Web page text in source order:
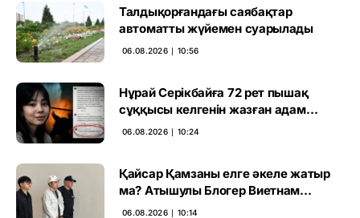
Талдықорғандағы саябақтар
автоматты жүйемен суарылады
06.08.2026 ∣ 10:56
Нұрай Серікбайға 72 рет пышақ
сұққысы келгенін жазған адам
ұсталды
06.08.2026 ∣ 10:24
Қайсар Қамзаны елге әкеле жатыр
ма? Атышулы Блогер Виетнам
әуежайында көзге түсті
06.08.2026 ∣ 10:14